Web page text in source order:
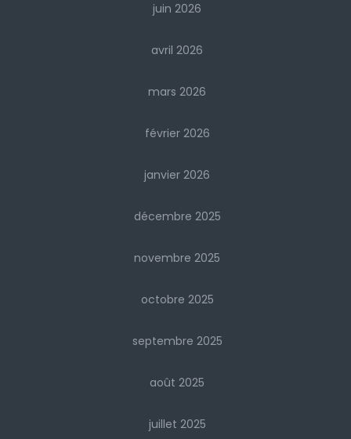
juin 2026
avril 2026
mars 2026
février 2026
janvier 2026
décembre 2025
novembre 2025
octobre 2025
septembre 2025
août 2025
juillet 2025